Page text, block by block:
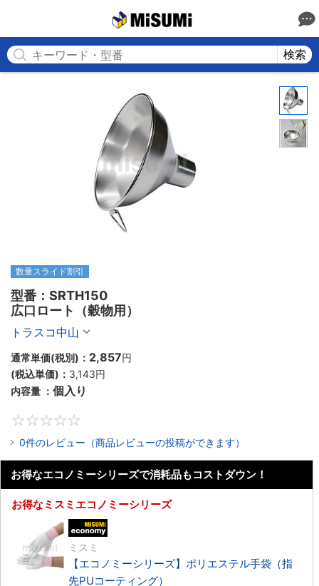
検索
数量スライド割引
型番：SRTH150
広口ロート（穀物用）
トラスコ中山
通常単価(税別)： 2,857円
(税込単価)： 3,143円
内容量 ： 個入り
0件のレビュー（商品レビューの投稿ができます）
お得なエコノミーシリーズで消耗品もコストダウン！
お得なミスミエコノミーシリーズ
ミスミ
【エコノミーシリーズ】ポリエステル手袋（指
先PUコーティング）